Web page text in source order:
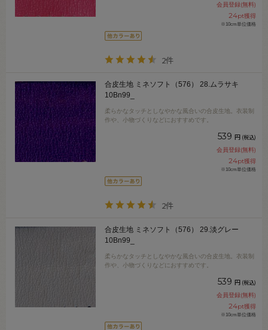
会員登録(無料)
24pt獲得
※10cm単位価格
2件
合皮生地 ミネソフト（576） 28.ムラサキ
10Bn99_
柔らかなタッチとしなやかな風合いの合皮生地。衣装制
作や、小物づくりなどにおすすめです。
539 円 (税込)
会員登録(無料)
24pt獲得
※10cm単位価格
2件
合皮生地 ミネソフト（576） 29.淡グレー
10Bn99_
柔らかなタッチとしなやかな風合いの合皮生地。衣装制
作や、小物づくりなどにおすすめです。
539 円 (税込)
会員登録(無料)
24pt獲得
※10cm単位価格